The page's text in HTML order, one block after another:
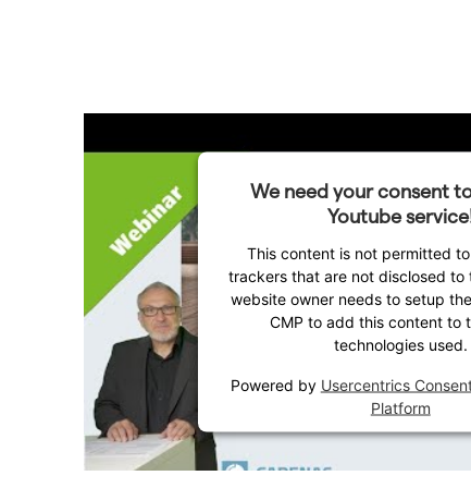
We need your consent
Youtube
This content is not permitted
trackers that are not disclosed to
website owner needs to setup
CMP to add this content to
technologies used.
Powered by Usercentrics
Platform